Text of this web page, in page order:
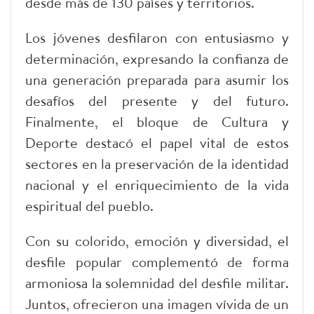
Los jóvenes desfilaron con entusiasmo y
determinación, expresando la confianza de
una generación preparada para asumir los
desafíos del presente y del futuro.
Finalmente, el bloque de Cultura y
Deporte destacó el papel vital de estos
sectores en la preservación de la identidad
nacional y el enriquecimiento de la vida
espiritual del pueblo.
Con su colorido, emoción y diversidad, el
desfile popular complementó de forma
armoniosa la solemnidad del desfile militar.
Juntos, ofrecieron una imagen vívida de un